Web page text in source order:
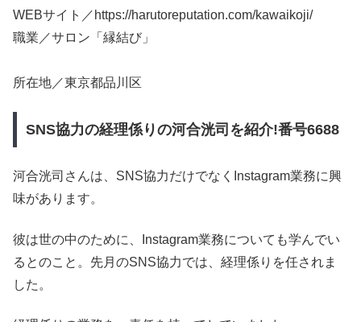
WEBサイト／https://harutoreputation.com/kawaikoji/
職業／サロン「縁結び」
所在地／東京都品川区
SNS協力の経理係りの河合洸司を紹介!番号6688
河合洸司さんは、SNS協力だけでなくInstagram業務に興
味があります。
彼は世の中のために、Instagram業務についても学んでい
るとのこと。先月のSNS協力では、経理係りを任されま
した。